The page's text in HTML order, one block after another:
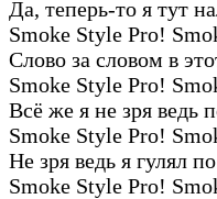
Да, теперь-то я тут
Smoke Style Pro!
Слово за словом в
Smoke Style Pro!
Всё же я не зря ведь
Smoke Style Pro!
Не зря ведь я гулял
Smoke Style Pro!